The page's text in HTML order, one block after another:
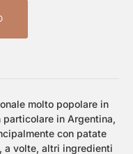
molto popolare in
particolare in Argentina,
con patate
a volte, altri ingredienti